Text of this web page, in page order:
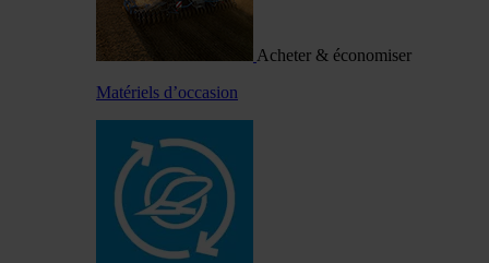
Acheter & économiser
Matériels d’occasion